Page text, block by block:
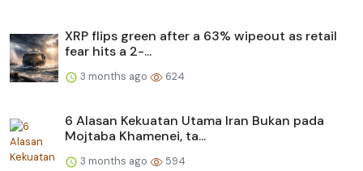
XRP flips green after a 63% wipeout as retail
fear hits a 2-...
3 months ago 624
6 Alasan Kekuatan Utama Iran Bukan pada
Mojtaba Khamenei, ta...
3 months ago 594